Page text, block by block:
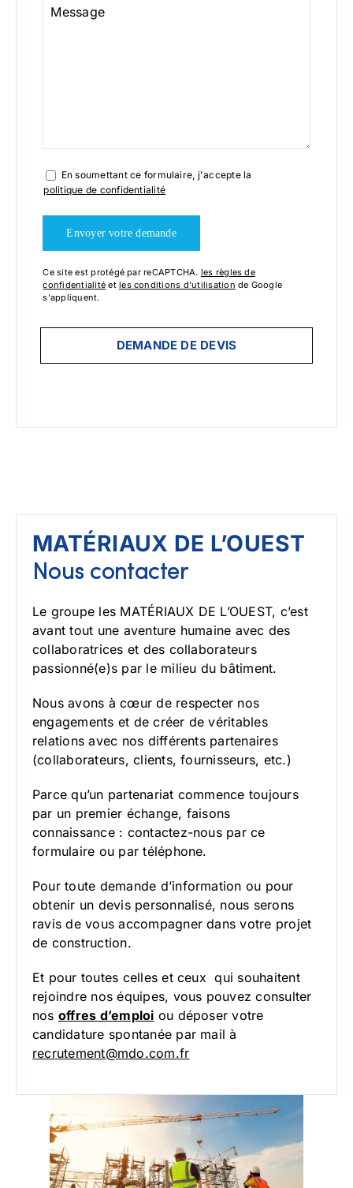
Message
En soumettant ce formulaire, j'accepte la
politique de confidentialité
Ce site est protégé par reCAPTCHA. les règles de
confidentialité etles conditions d'utilisation de Google
s'appliquent.
Alternative:
DEMANDE DE DEVIS
MATÉRIAUX DE L’OUEST
Nous contacter
Le groupe les MATÉRIAUX DE L’OUEST, c’est
avant tout une aventure humaine avec des
collaboratrices et des collaborateurs
passionné(e)s par le milieu du bâtiment.
Nous avons à cœur de respecter nos
engagements et de créer de véritables
relations avec nos différents partenaires
(collaborateurs, clients, fournisseurs, etc.)
Parce qu’un partenariat commence toujours
par un premier échange, faisons
connaissance : contactez-nous par ce
formulaire ou par téléphone.
Pour toute demande d’information ou pour
obtenir un devis personnalisé, nous serons
ravis de vous accompagner dans votre projet
de construction.
Et pour toutes celles et ceux qui souhaitent
rejoindre nos équipes, vous pouvez consulter
nos offres d’emploi ou déposer votre
candidature spontanée par mail à
recrutement@mdo.com.fr